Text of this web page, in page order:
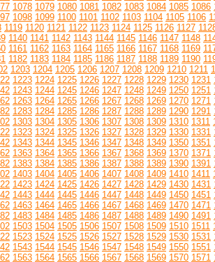
1078 1079 1080 1081 1082 1083 1084 1085 1086
1098 1099 1100 1101 1102 1103 1104 1105 1106
1119 1120 1121 1122 1123 1124 1125 1126 1127
1140 1141 1142 1143 1144 1145 1146 1147 1148
1161 1162 1163 1164 1165 1166 1167 1168 1169
1182 1183 1184 1185 1186 1187 1188 1189 1190
1203 1204 1205 1206 1207 1208 1209 1210 1211
1223 1224 1225 1226 1227 1228 1229 1230 1231
1243 1244 1245 1246 1247 1248 1249 1250 1251
1263 1264 1265 1266 1267 1268 1269 1270 1271
1283 1284 1285 1286 1287 1288 1289 1290 1291
1303 1304 1305 1306 1307 1308 1309 1310 1311
1323 1324 1325 1326 1327 1328 1329 1330 1331
1343 1344 1345 1346 1347 1348 1349 1350 1351
1363 1364 1365 1366 1367 1368 1369 1370 1371
1383 1384 1385 1386 1387 1388 1389 1390 1391
1403 1404 1405 1406 1407 1408 1409 1410 1411
1423 1424 1425 1426 1427 1428 1429 1430 1431
1443 1444 1445 1446 1447 1448 1449 1450 1451
1463 1464 1465 1466 1467 1468 1469 1470 1471
1483 1484 1485 1486 1487 1488 1489 1490 1491
1503 1504 1505 1506 1507 1508 1509 1510 1511
1523 1524 1525 1526 1527 1528 1529 1530 1531
1543 1544 1545 1546 1547 1548 1549 1550 1551
1563 1564 1565 1566 1567 1568 1569 1570 1571